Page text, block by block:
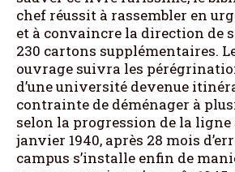
chef réussit à rassembler en
et à convaincre la direction de
230 cartons supplémentaires.
ouvrage suivra les
d’une université devenue
contrainte de déménager à
selon la progression de la ligne
janvier 1940, après 28 mois
campus s’installe enfin de